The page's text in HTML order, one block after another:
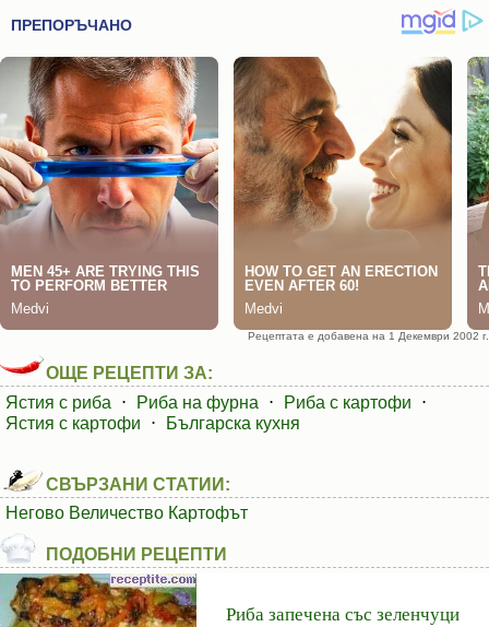
Рецептата е добавена на 1 Декември 2002 г.
ОЩЕ РЕЦЕПТИ ЗА:
Ястия с риба
⋅ Риба на фурна ⋅ Риба с картофи
⋅
Ястия с картофи
⋅ Българска кухня
СВЪРЗАНИ СТАТИИ:
Негово Величество Картофът
ПОДОБНИ РЕЦЕПТИ
Риба запечена със зеленчуци